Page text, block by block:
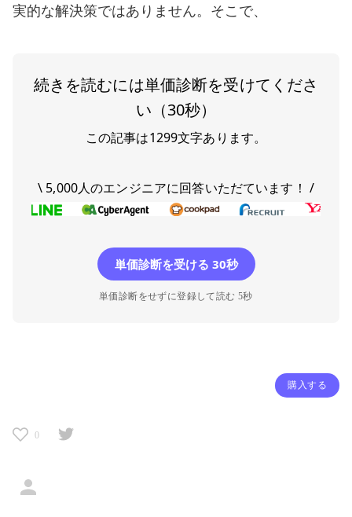
実的な解決策ではありません。そこで、
続きを読むには単価診断を受けてくださ
い（30秒）
この記事は1299文字あります。
\ 5,000人のエンジニアに回答いただています！ /
単価診断を受ける 30秒
単価診断をせずに登録して読む 5秒
購入する
0